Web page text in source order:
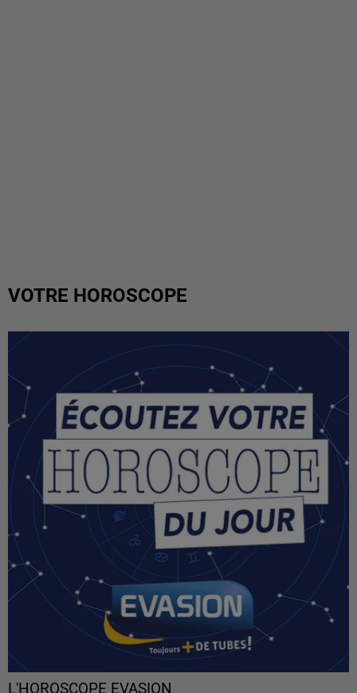
VOTRE HOROSCOPE
L'HOROSCOPE EVASION